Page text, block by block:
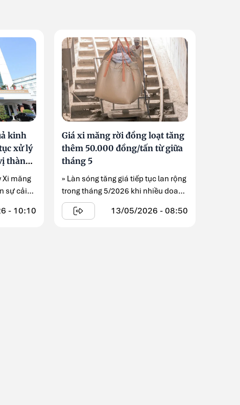
kinh
xử lý
thành
Xi măng
sự cải
...
- 10:10
Giá xi măng rời đồng loạt tăng
thêm 50.000 đồng/tấn từ giữa
tháng 5
» Làn sóng tăng giá tiếp tục lan rộng
trong tháng 5/2026 khi nhiều doanh
nghiệp ...
13/05/2026 - 08:50